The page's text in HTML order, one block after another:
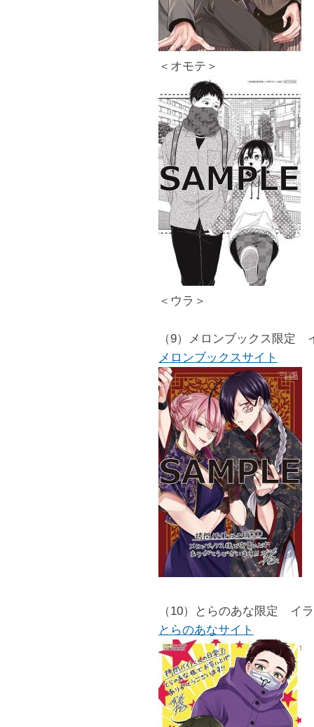
＜オモテ＞
＜ウラ＞
（9）メロンブックス限定
メロンブックスサイト
（10）とらのあな限定 イ
とらのあなサイト